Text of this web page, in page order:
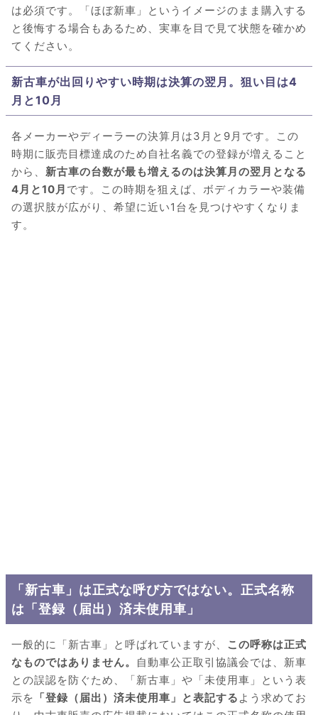
は必須です。「ほぼ新車」というイメージのまま購入する
と後悔する場合もあるため、実車を目で見て状態を確かめ
てください。
新古車が出回りやすい時期は決算の翌月。狙い目は4
月と10月
各メーカーやディーラーの決算月は3月と9月です。この
時期に販売目標達成のため自社名義での登録が増えること
から、 新古車の台数が最も増えるのは決算月の翌月となる
4月と10月 です。この時期を狙えば、ボディカラーや装備
の選択肢が広がり、希望に近い1台を見つけやすくなりま
す。
「新古車」は正式な呼び方ではない。正式名称
は「登録（届出）済未使用車」
一般的に「新古車」と呼ばれていますが、 この呼称は正式
なものではありません。
自動車公正取引協議会では、新車
との誤認を防ぐため、「新古車」や「未使用車」という表
示を 「登録（届出）済未使用車」と表記する よう求めてお